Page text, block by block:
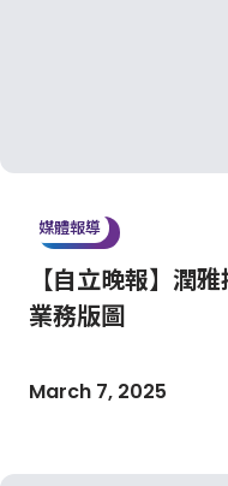
媒體報導
【自立晚報】潤
業務版圖
March 7, 2025